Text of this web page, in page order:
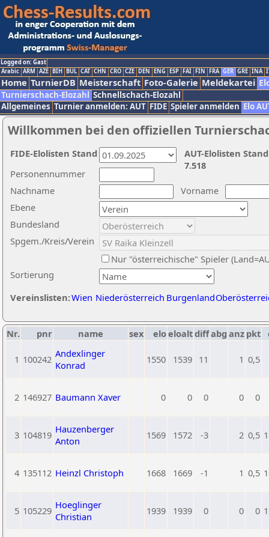
Logged on: Gast
Arabic ARM AZE BIH BUL CAT CHN CRO CZE DEN ENG ESP FAI FIN FRA GER GRE INA
Home TurnierDB Meisterschaft Foto-Galerie Meldekartei
Turnierschach-Elozahl Schnellschach-Elozahl
Allgemeines Turnier anmelden: AUT FIDE Spieler anmelden Elo
Willkommen bei den offiziellen
Nachname
Vorname
Ebene
Sortierung
Personennummer
Bundesland
Spgem./Kreis/Verein
Nur "österreichische" Spieler
Vereinslisten:Wien Niederösterreich Burgenland
AUT-Elolisten
7.518
FIDE-Elolisten Stand
Nr. pnr name sex eloeloaltdiffabg anz pkt
1 100242 Andexlinger
Konrad
1550 1539 11 1 0,5
2 146927 Baumann Xaver 0 0 0 0 0
3 104819 Hauzenberger
Anton
1569 1572 -3 2 0,5
4 135112 Heinzl Christoph 1668 1669 -1 1 0,5
5 105229 Hoeglinger
Christian
1939 1939 0 0 0